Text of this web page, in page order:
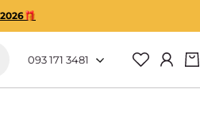
093 171 3481